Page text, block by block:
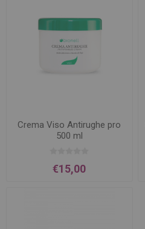
Crema Viso Antirughe pro
500 ml
€15,00